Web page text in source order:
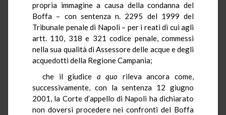
propria immagine a causa della condanna del
Boffa – con sentenza n. 2295 del 1999 del
Tribunale penale di Napoli – per i reati di cui agli
artt. 110, 318 e 321 codice penale, commessi
nella sua qualità di Assessore delle acque e degli
acquedotti della Regione Campania;
che il giudice a quo rileva ancora come,
successivamente, con la sentenza 12 giugno
2001, la Corte d’appello di Napoli ha dichiarato
non doversi procedere nei confronti del Boffa